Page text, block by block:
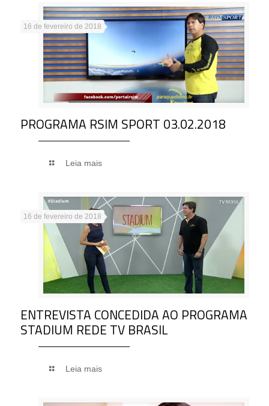
16 de fevereiro de 2018
PROGRAMA RSIM SPORT 03.02.2018
Leia mais
16 de fevereiro de 2018
ENTREVISTA CONCEDIDA AO PROGRAMA
STADIUM REDE TV BRASIL
Leia mais